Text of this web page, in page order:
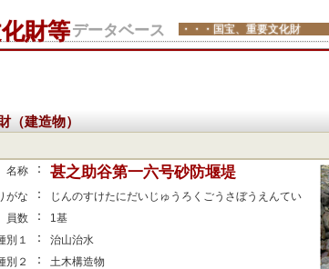
財等データベース ・・・国宝、
（建造物）
名称 ： 甚之助谷第一六号砂防堰堤
がな ：
じんのすけたにだいじゅうろくごうさぼうえんてい
員数
：
1基
別１
：
治山治水
別２
：
土木構造物